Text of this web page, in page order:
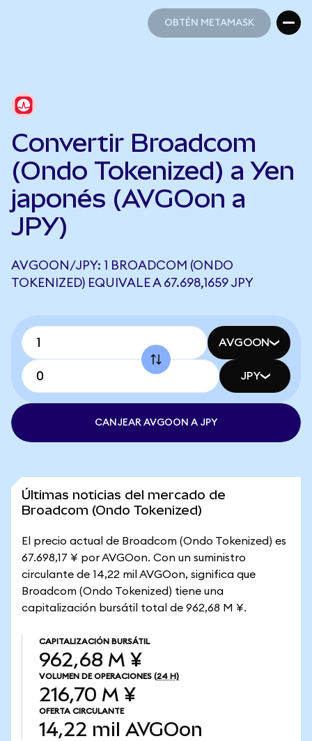
OBTÉN METAMASK
Convertir Broadcom
(Ondo Tokenized) a Yen
japonés (AVGOon a
JPY)
AVGOON/JPY: 1 BROADCOM (ONDO
TOKENIZED) EQUIVALE A 67.698,1659 JPY
AVGOON
JPY
CANJEAR AVGOON A JPY
Últimas noticias del mercado de
Broadcom (Ondo Tokenized)
El precio actual de Broadcom (Ondo Tokenized) es
67.698,17 ¥ por AVGOon. Con un suministro
circulante de 14,22 mil AVGOon, significa que
Broadcom (Ondo Tokenized) tiene una
capitalización bursátil total de 962,68 M ¥.
CAPITALIZACIÓN BURSÁTIL
962,68 M ¥
VOLUMEN DE OPERACIONES (24 H)
216,70 M ¥
OFERTA CIRCULANTE
14,22 mil AVGOon